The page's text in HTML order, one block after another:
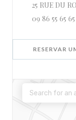
25 RUE DU
09 86 55 65 65
RESERVAR